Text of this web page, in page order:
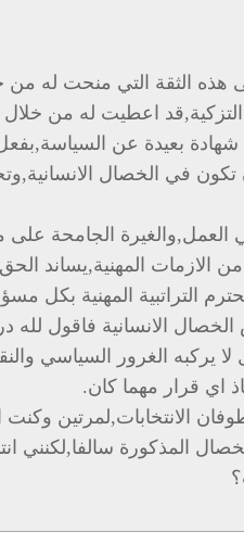
هذه الثقة التي منحت له من
اعطيت له من خلال
شهادة بعيدة عن
تكون في الخصال
العمل,والغيرة الجامحة
الازمات المهنية,يساند
التراتبية المهنية بكل
الانسانية فاقول
يركبه الغرور السياسي
اي قرار مهما كان.
الانتخابات,لمرتين وكنت
المذكورة سالفا,لكنني